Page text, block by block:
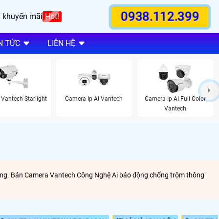
khuyến mãi Hot! 0938.112.399
TỨC LIÊN HỆ
Starlight Camera Ip AI Vantech
Camera Ip AI Full Color
Vantech
Bán Camera Vantech Công Nghệ Ai báo động chống trộm thông